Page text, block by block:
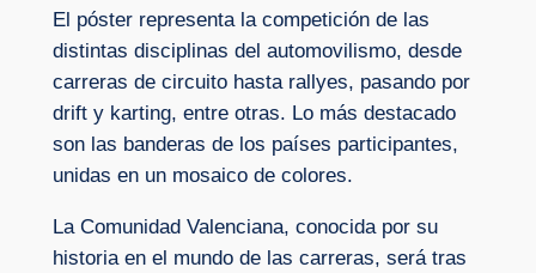
El póster representa la competición de las
distintas disciplinas del automovilismo, desde
carreras de circuito hasta rallyes, pasando por
drift y karting, entre otras. Lo más destacado
son las banderas de los países participantes,
unidas en un mosaico de colores.
La Comunidad Valenciana, conocida por su
historia en el mundo de las carreras, será tras